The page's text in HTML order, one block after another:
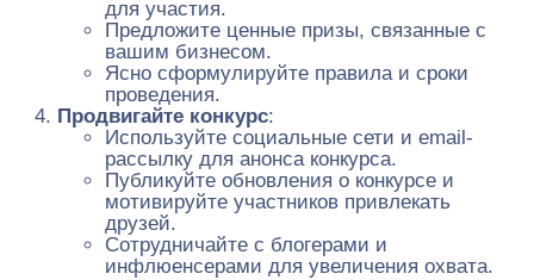
для участия.
Предложите ценные призы, связанные с
вашим бизнесом.
Ясно сформулируйте правила и сроки
проведения.
Продвигайте конкурс:
Используйте социальные сети и email-
рассылку для анонса конкурса.
Публикуйте обновления о конкурсе и
мотивируйте участников привлекать
друзей.
Сотрудничайте с блогерами и
инфлюенсерами для увеличения охвата.